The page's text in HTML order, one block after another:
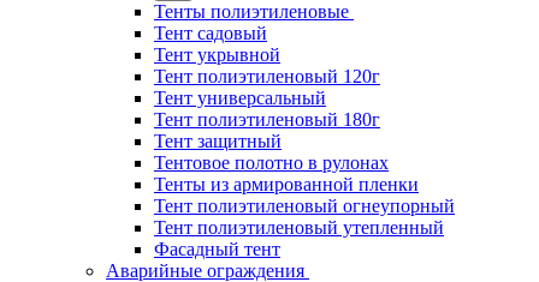
Тенты полиэтиленовые
Тент садовый
Тент укрывной
Тент полиэтиленовый 120г
Тент универсальный
Тент полиэтиленовый 180г
Тент защитный
Тентовое полотно в рулонах
Тенты из армированной пленки
Тент полиэтиленовый огнеупорный
Тент полиэтиленовый утепленный
Фасадный тент
Аварийные ограждения